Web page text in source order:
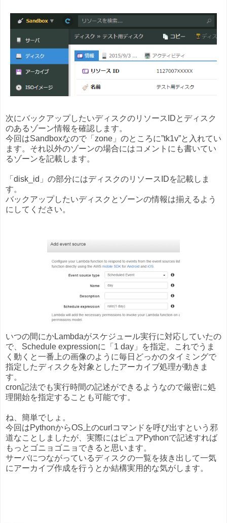
次にバックアップしたいディスクのリソースIDとディスク
のあるゾーン情報を確認します。
今回はSandboxなので「zone」のところに”tk1v”と入れてい
ます。それ以外のゾーンの場合にはコメントにも書いてい
るゾーンを記載します。
「disk_id」の部分にはディスクのリソースIDを記載しま
す。
バックアップしたいディスクとゾーンの情報は揃えるよう
にしてください。
いつの間にかLambdaがスケジュール実行に対応していたの
で、Schedule expressionに「1 day」を指定。これでうま
く動くと一番上の画像のように毎日どっかのタイミングで
指定したディスクを対象としたアーカイブ処理が動きま
す。
cron記法でも実行時間の記述ができるようなので厳密に処
理開始を指定することも可能です。
ね、簡単でしょ。
今回はPythonからOS上のcurlコマンドを呼び出すという邪
道なことしましたが、実際にはピュアPythonで記述すれば
もっとゴニョゴニョできると思います。
サーバにつながっているディスクの一覧を抜き出して一気
にアーカイブ作成を行うとか結構実用的な気がします。